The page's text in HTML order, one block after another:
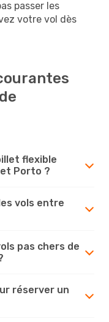
passer les
votre vol dès
flexible
Porto ?
vols entre
pas chers de
réserver un